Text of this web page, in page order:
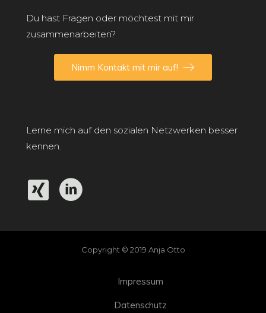
Du hast Fragen oder möchtest mit mir
zusammenarbeiten?
Nimm Kontakt mit mir auf!
Lerne mich auf den sozialen Netzwerken besser
kennen.
Copyright © 2019 Anja Otto
Impressum
Datenschutz